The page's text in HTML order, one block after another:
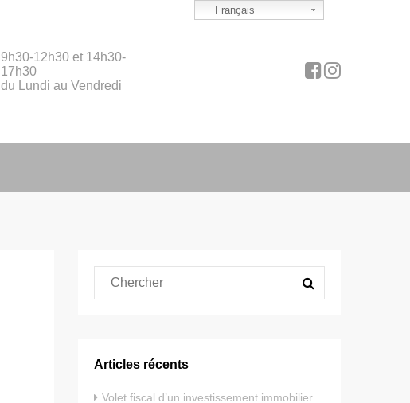
9h30-12h30 et 14h30-
17h30
du Lundi au Vendredi
Articles récents
Volet fiscal d’un investissement immobilier
Français